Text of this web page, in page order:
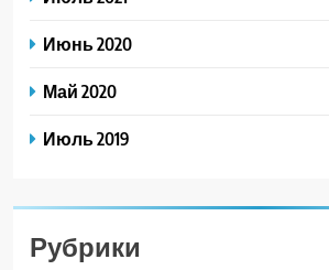
Июнь 2020
Май 2020
Июль 2019
Рубрики